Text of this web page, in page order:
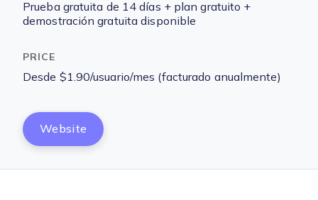
Prueba gratuita de 14 días + plan gratuito +
demostración gratuita disponible
Desde $1.90/usuario/mes (facturado anualmente)
Website